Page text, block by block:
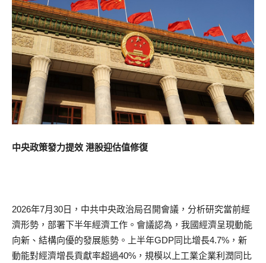
中央政策發力提效 港股迎估值修復
2026年7月30日，中共中央政治局召開會議，分析研究當前經
濟形勢，部署下半年經濟工作。會議認為，我國經濟呈現動能
向新、結構向優的發展態勢。上半年GDP同比增長4.7%，新
動能對經濟增長貢獻率超過40%，規模以上工業企業利潤同比